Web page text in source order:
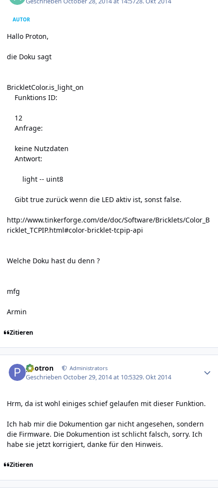
AUTOR
Hallo Proton,
die Doku sagt
BrickletColor.is_light_on
Funktions ID:
12
Anfrage:
keine Nutzdaten
Antwort:
light -- uint8
Gibt true zurück wenn die LED aktiv ist, sonst false.
http://www.tinkerforge.com/de/doc/Software/Bricklets/Color_B
ricklet_TCPIP.html#color-bricklet-tcpip-api
Welche Doku hast du denn ?
mfg
Armin
Zitieren
photron Administrators
GeschriebenOctober 29, 2014 at 10:5329. Okt 2014
Hrm, da ist wohl einiges schief gelaufen mit dieser Funktion.
Ich hab mir die Dokumention gar nicht angesehen, sondern
die Firmware. Die Dokumention ist schlicht falsch, sorry. Ich
habe sie jetzt korrigiert, danke für den Hinweis.
Zitieren